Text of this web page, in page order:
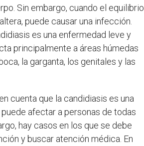
Sin embargo, cuando el equilibrio
puede causar una infección.
es una enfermedad leve y
principalmente a áreas húmedas
la garganta, los genitales y las
cuenta que la candidiasis es una
afectar a personas de todas
hay casos en los que se debe
y buscar atención médica. En